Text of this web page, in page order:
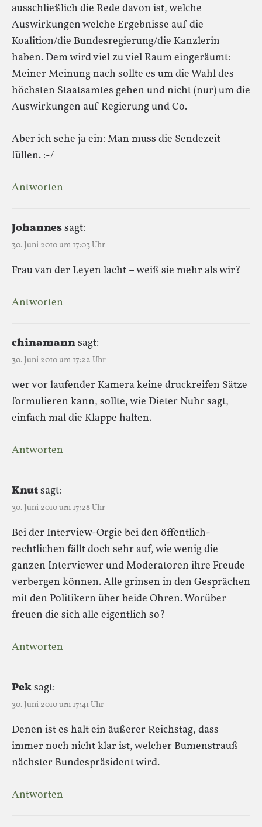
ausschließlich die Rede davon ist, welche
Auswirkungen welche Ergebnisse auf die
Koalition/die Bundesregierung/die Kanzlerin
haben. Dem wird viel zu viel Raum eingeräumt:
Meiner Meinung nach sollte es um die Wahl des
höchsten Staatsamtes gehen und nicht (nur) um die
Auswirkungen auf Regierung und Co.
Aber ich sehe ja ein: Man muss die Sendezeit
füllen. :-/
Antworten
Johannessagt:
30. Juni 2010 um 17:03 Uhr
Frau van der Leyen lacht – weiß sie mehr als wir?
Antworten
chinamannsagt:
30. Juni 2010 um 17:22 Uhr
wer vor laufender Kamera keine druckreifen Sätze
formulieren kann, sollte, wie Dieter Nuhr sagt,
einfach mal die Klappe halten.
Antworten
Knutsagt:
30. Juni 2010 um 17:28 Uhr
Bei der Interview-Orgie bei den öffentlich-
rechtlichen fällt doch sehr auf, wie wenig die
ganzen Interviewer und Moderatoren ihre Freude
verbergen können. Alle grinsen in den Gesprächen
mit den Politikern über beide Ohren. Worüber
freuen die sich alle eigentlich so?
Antworten
Peksagt:
30. Juni 2010 um 17:41 Uhr
Denen ist es halt ein äußerer Reichstag, dass
immer noch nicht klar ist, welcher Bumenstrauß
nächster Bundespräsident wird.
Antworten